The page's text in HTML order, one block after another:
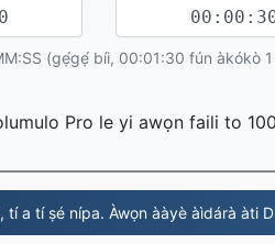
(gẹ́gẹ́ bíi, 00:01:30 fún àkókò
Pro le yi awọn faili to
a tí ṣé nípa. Àwọn ààyè àìdárà àti